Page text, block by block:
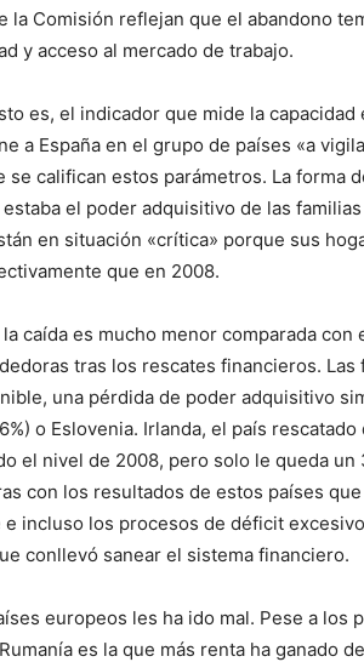
la Comisión reflejan que el abandono
y acceso al mercado de trabajo.
es, el indicador que mide la
a España en el grupo de países «a
se califican estos parámetros. La forma
el poder adquisitivo de las
en situación «crítica» porque sus
que en 2008.
la caída es mucho menor comparada
tras los rescates financieros. Las
una pérdida de poder adquisitivo
o Eslovenia. Irlanda, el país
el nivel de 2008, pero solo le queda un
con los resultados de estos países
incluso los procesos de déficit
conllevó sanear el sistema financiero.
europeos les ha ido mal. Pese a los
es la que más renta ha ganado